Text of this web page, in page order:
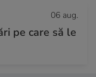
06 aug.
pe care să le